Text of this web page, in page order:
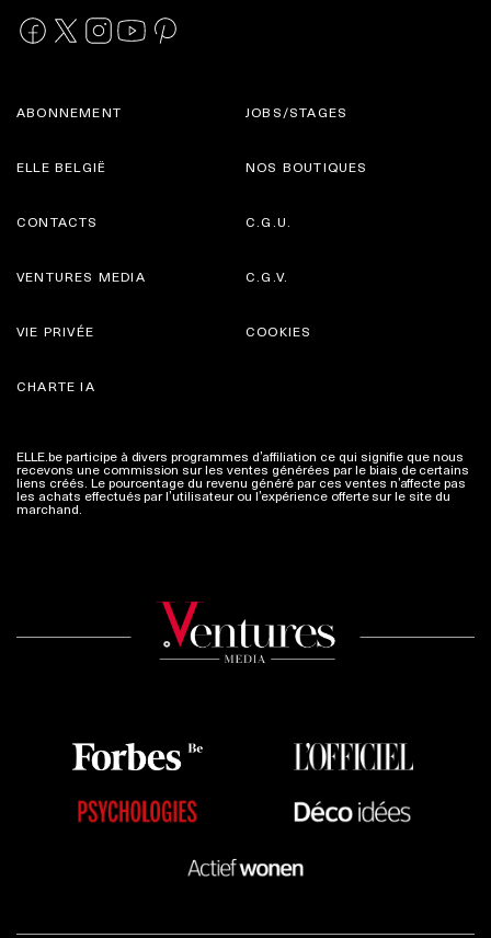
ABONNEMENT
ELLE BELGIË
JOBS/STAGES
NOS BOUTIQUES
CONTACTS
VENTURES MEDIA
C.G.U.
C.G.V.
VIE PRIVÉE
CHARTE IA
COOKIES
ELLE.be participe à divers programmes d’affiliation ce qui signifie que nous
recevons une commission sur les ventes générées par le biais de certains
liens créés. Le pourcentage du revenu généré par ces ventes n’affecte pas
les achats effectués par l’utilisateur ou l’expérience offerte sur le site du
marchand. Plus d'infos